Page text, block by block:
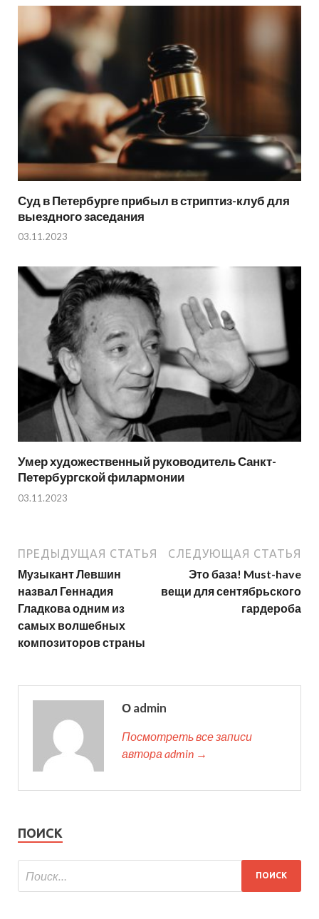
Суд в Петербурге прибыл в стриптиз-клуб для
выездного заседания
03.11.2023
Умер художественный руководитель Санкт-
Петербургской филармонии
03.11.2023
ПРЕДЫДУЩАЯ СТАТЬЯ
Музыкант Левшин
назвал Геннадия
Гладкова одним из
самых волшебных
композиторов страны
СЛЕДУЮЩАЯ СТАТЬЯ
Это база! Must-have
вещи для сентябрьского
гардероба
О admin
Посмотреть все записи
автора admin →
ПОИСК